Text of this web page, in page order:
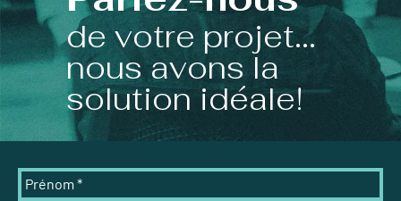
de votre projet...
nous avons la
solution idéale!
Prénom *